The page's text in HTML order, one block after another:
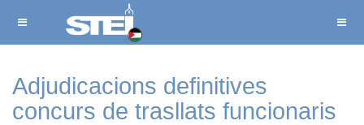
Adjudicacions definitives
concurs de trasllats funcionaris